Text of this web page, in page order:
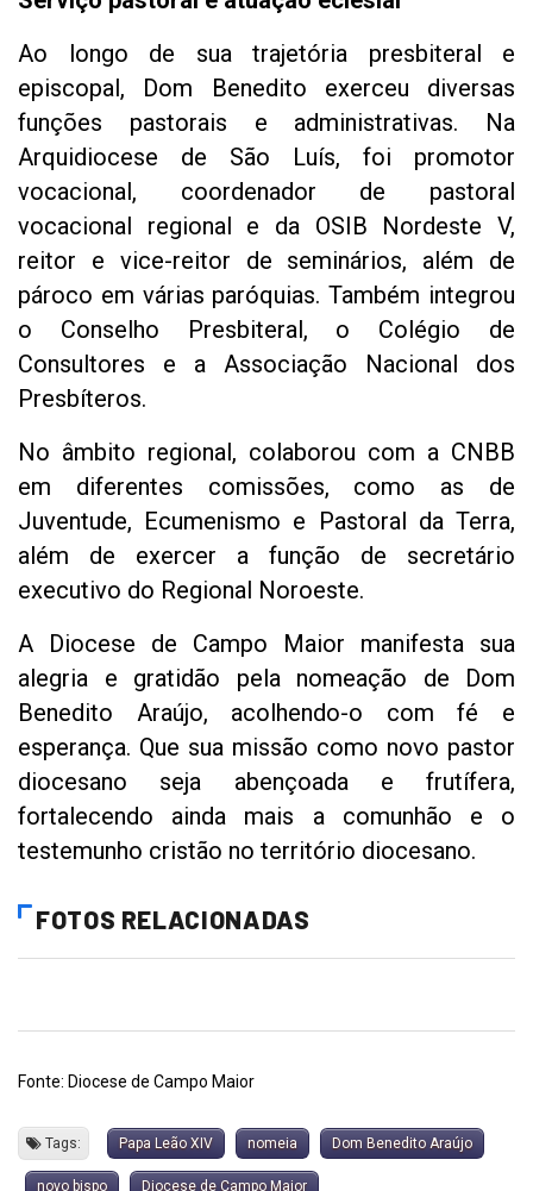
Ao longo de sua trajetória presbiteral e
episcopal, Dom Benedito exerceu diversas
funções pastorais e administrativas. Na
Arquidiocese de São Luís, foi promotor
vocacional, coordenador de pastoral
vocacional regional e da OSIB Nordeste V,
reitor e vice-reitor de seminários, além de
pároco em várias paróquias. Também integrou
o Conselho Presbiteral, o Colégio de
Consultores e a Associação Nacional dos
Presbíteros.
No âmbito regional, colaborou com a CNBB
em diferentes comissões, como as de
Juventude, Ecumenismo e Pastoral da Terra,
além de exercer a função de secretário
executivo do Regional Noroeste.
A Diocese de Campo Maior manifesta sua
alegria e gratidão pela nomeação de Dom
Benedito Araújo, acolhendo-o com fé e
esperança. Que sua missão como novo pastor
diocesano seja abençoada e frutífera,
fortalecendo ainda mais a comunhão e o
testemunho cristão no território diocesano.
FOTOS RELACIONADAS
Fonte: Diocese de Campo Maior
Tags: Papa Leão XIV nomeia Dom Benedito Araújo
novo bispo Diocese de Campo Maior